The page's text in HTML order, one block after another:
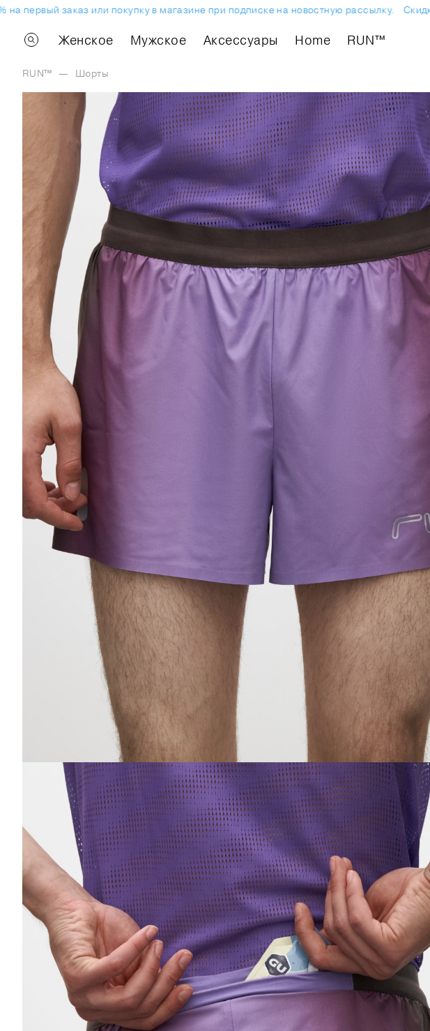
первый заказ или покупку в магазине при подписке на новостную рассылку. Скидка
Женское Мужское Аксессуары Home RUN™
RUN™ — Шорты